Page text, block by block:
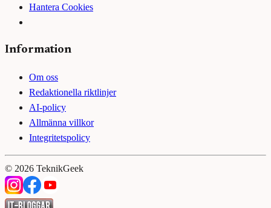
Hantera Cookies
Information
Om oss
Redaktionella riktlinjer
AI-policy
Allmänna villkor
Integritetspolicy
© 2026 TeknikGeek